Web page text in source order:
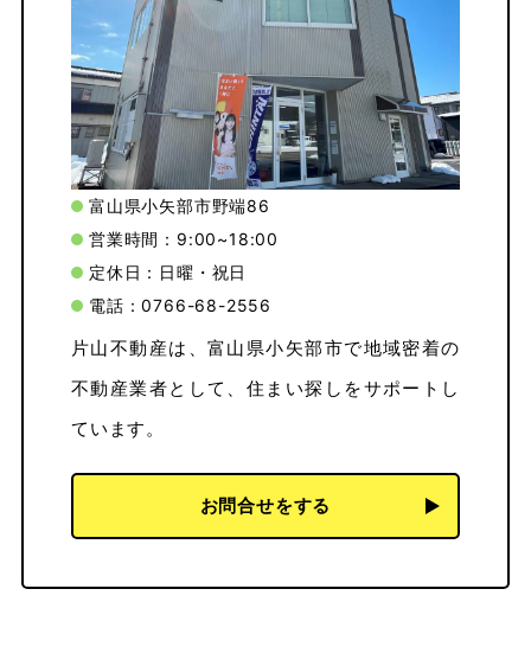
富山県小矢部市野端86
営業時間：9:00~18:00
定休日：日曜・祝日
電話：0766-68-2556
片山不動産は、富山県小矢部市で地域密着の
不動産業者として、住まい探しをサポートし
ています。
お問合せをする